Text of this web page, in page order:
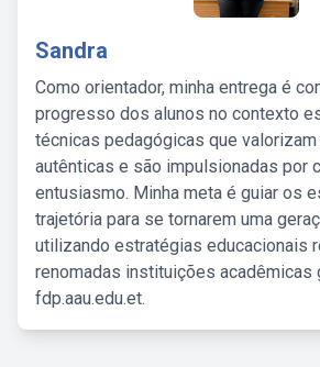
Sandra
Como orientador, minha entrega é
progresso dos alunos no contexto
técnicas pedagógicas que
autênticas e são impulsionadas por
entusiasmo. Minha meta é guiar os
trajetória para se tornarem uma
utilizando estratégias educacionais
renomadas instituições acadêmicas
fdp.aau.edu.et.